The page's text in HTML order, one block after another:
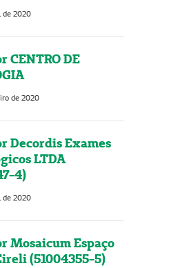
de 2020
CENTRO DE
de 2020
Decordis Exames
LTDA
4)
de 2020
Mosaicum Espaço
(51004355-5)